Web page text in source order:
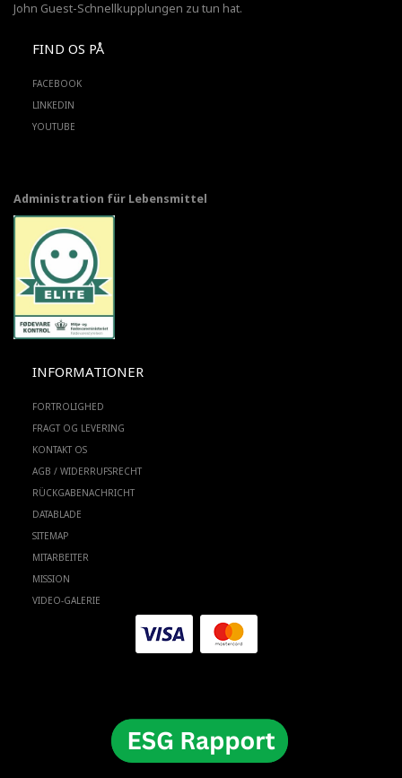
John Guest-Schnellkupplungen zu tun hat.
FIND OS PÅ
FACEBOOK
LINKEDIN
YOUTUBE
Administration für Lebensmittel
INFORMATIONER
FORTROLIGHED
FRAGT OG LEVERING
KONTAKT OS
AGB / WIDERRUFSRECHT
RÜCKGABENACHRICHT
DATABLADE
SITEMAP
MITARBEITER
MISSION
VIDEO-GALERIE